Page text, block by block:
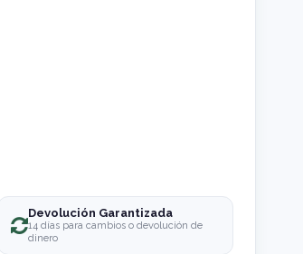
Devolución Garantizada
14 días para cambios o devolución de
dinero